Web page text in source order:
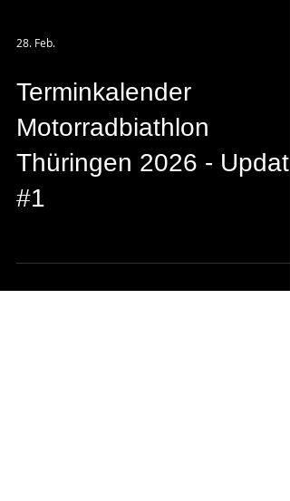
28. Feb.
Terminkalender
Motorradbiathlon
Thüringen 2026 - Update